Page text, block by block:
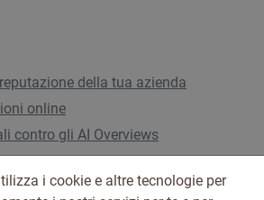
della tua azienda
online
contro gli AI Overviews
i cookie e altre tecnologie per